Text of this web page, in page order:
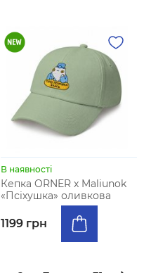
В наявності
Кепка ORNER x Maliunok
«Псіхушка» оливкова
1199 грн